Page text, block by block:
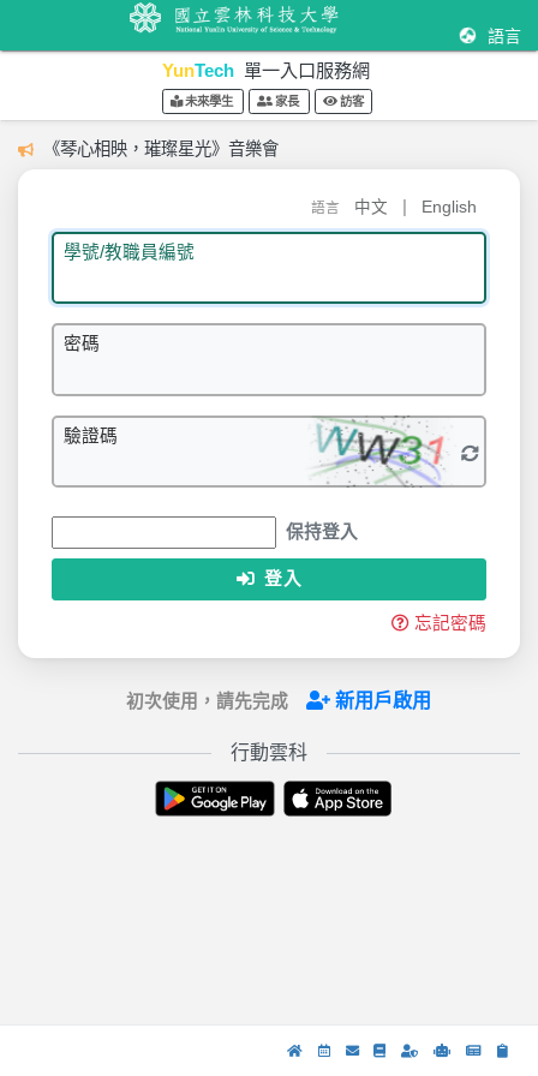
語言
YunTech 單一入口服務網
未來學生 家長 訪客
《琴心相映，璀璨星光》音樂會
語言 中文 English
學號/教職員編號
密碼
驗證碼
保持登入
登入
忘記密碼
初次使用，請先完成 新用戶啟用
行動雲科